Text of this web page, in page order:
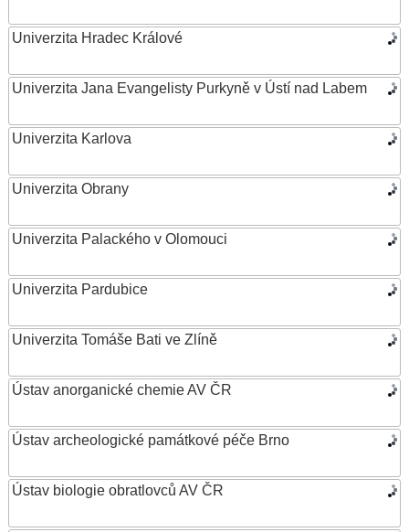
Univerzita Hradec Králové
Univerzita Jana Evangelisty Purkyně v Ústí nad Labem
Univerzita Karlova
Univerzita Obrany
Univerzita Palackého v Olomouci
Univerzita Pardubice
Univerzita Tomáše Bati ve Zlíně
Ústav anorganické chemie AV ČR
Ústav archeologické památkové péče Brno
Ústav biologie obratlovců AV ČR